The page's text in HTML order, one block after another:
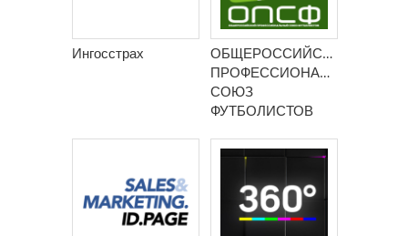
Ингосстрах
ОБЩЕРОССИЙСКИЙ
ПРОФЕССИОНАЛЬНЫЙ
СОЮЗ
ФУТБОЛИСТОВ